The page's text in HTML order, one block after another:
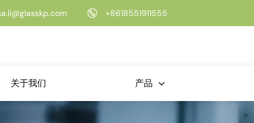
+8618551911555
关于我们 产品